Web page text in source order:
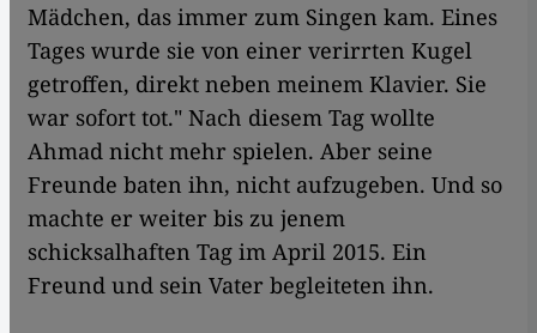
Mädchen, das immer zum Singen kam. Eines
Tages wurde sie von einer verirrten Kugel
getroffen, direkt neben meinem Klavier. Sie
war sofort tot." Nach diesem Tag wollte
Ahmad nicht mehr spielen. Aber seine
Freunde baten ihn, nicht aufzugeben. Und so
machte er weiter bis zu jenem
schicksalhaften Tag im April 2015. Ein
Freund und sein Vater begleiteten ihn.